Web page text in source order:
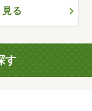
る
す